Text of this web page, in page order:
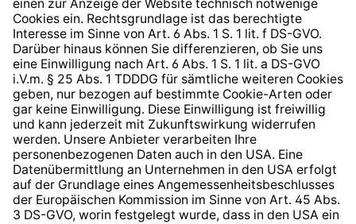
Hinweisgeberschutzsystem
Barrierefreiheit